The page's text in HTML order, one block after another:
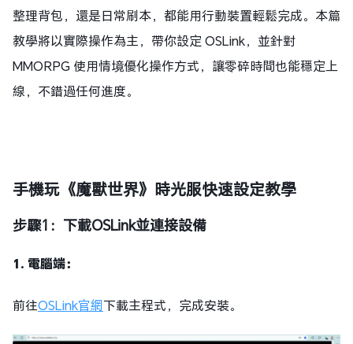
整理背包，還是日常刷本，都能用行動裝置輕鬆完成。本篇
教學將以實際操作為主，帶你設定 OSLink，並針對
MMORPG 使用情境優化操作方式，讓零碎時間也能穩定上
線，不錯過任何進度。
手機玩《魔獸世界》時光服快速設定教學
步驟1：下載OSLink並連接設備
1. 電腦端：
前往OSLink官網下載主程式，完成安裝。